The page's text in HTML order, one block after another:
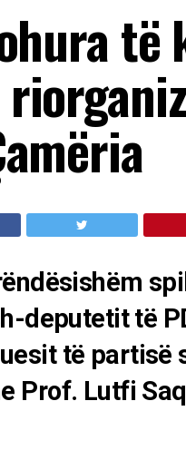
deputetit të
të partisë
Prof. Lutfi